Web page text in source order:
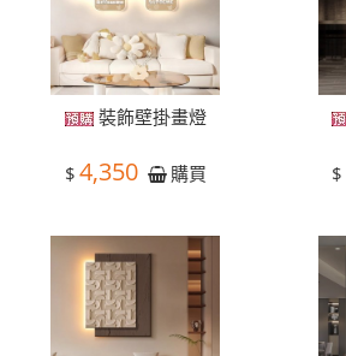
裝飾壁掛畫燈
$ 4,350 購買 $